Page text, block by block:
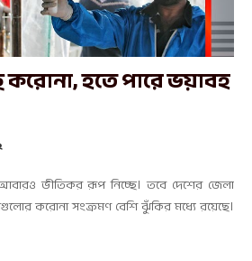
হতে পারে ভয়াবহ
আবারও ভীতিকর রূপ নিচ্ছে। তবে দেশের জেলা
করোনা সংক্রমণ বেশি ঝুঁকির মধ্যে রয়েছে।